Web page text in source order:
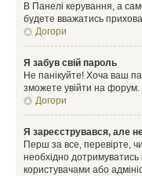
В Панелі керування, а
будете вважатись
Догори
Я забув свій пароль
Не панікуйте! Хоча ваш
зможете увійти на форум.
Догори
Я зареєструвався, але
Перш за все, перевірте,
необхідно дотримуватись
користувачами або